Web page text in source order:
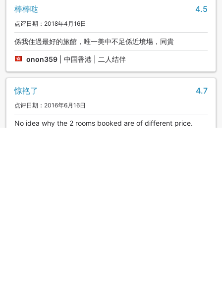
棒棒哒 4.5
点评日期：2018年4月16日
係我住過最好的旅館，唯一美中不足係近墳場，同貴
onon359 中国香港 | 二人结伴
惊艳了 4.7
点评日期：2016年6月16日
No idea why the 2 rooms booked are of different price.